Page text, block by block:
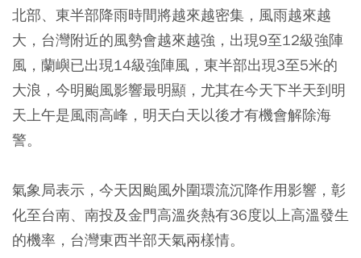
北部、東半部降雨時間將越來越密集，風雨越來越
大，台灣附近的風勢會越來越強，出現9至12級強陣
風，蘭嶼已出現14級強陣風，東半部出現3至5米的
大浪，今明颱風影響最明顯，尤其在今天下半天到明
天上午是風雨高峰，明天白天以後才有機會解除海
警。
氣象局表示，今天因颱風外圍環流沉降作用影響，彰
化至台南、南投及金門高溫炎熱有36度以上高溫發生
的機率，台灣東西半部天氣兩樣情。